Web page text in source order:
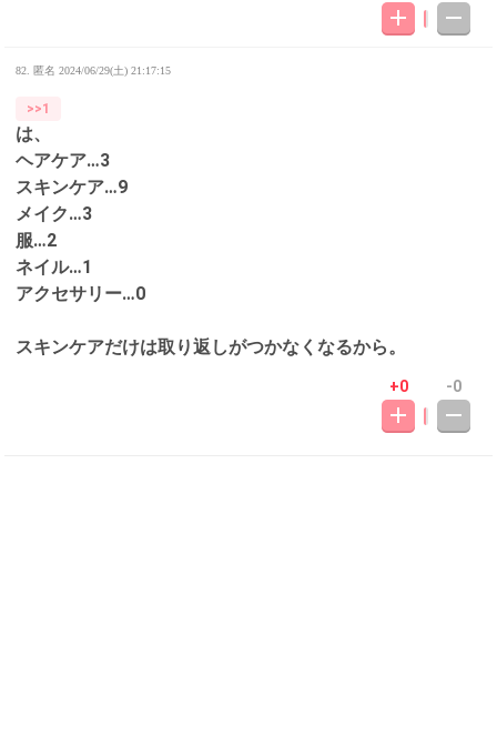
82. 匿名 2024/06/29(土) 21:17:15
>>1
は、
ヘアケア…3
スキンケア…9
メイク…3
服…2
ネイル…1
アクセサリー…0
スキンケアだけは取り返しがつかなくなるから。
+0 -0